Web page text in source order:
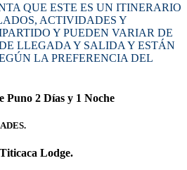
QUE ESTE ES UN ITINERARIO
ACTIVIDADES Y
Y PUEDEN VARIAR DE
LLEGADA Y SALIDA Y ESTÁN
LA PREFERENCIA DEL
Puno 2 Días y 1 Noche
Lodge.